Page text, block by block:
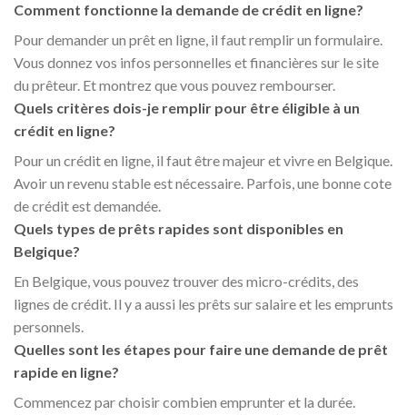
Comment fonctionne la demande de crédit en ligne?
Pour demander un prêt en ligne, il faut remplir un formulaire.
Vous donnez vos infos personnelles et financières sur le site
du prêteur. Et montrez que vous pouvez rembourser.
Quels critères dois-je remplir pour être éligible à un
crédit en ligne?
Pour un crédit en ligne, il faut être majeur et vivre en Belgique.
Avoir un revenu stable est nécessaire. Parfois, une bonne cote
de crédit est demandée.
Quels types de prêts rapides sont disponibles en
Belgique?
En Belgique, vous pouvez trouver des micro-crédits, des
lignes de crédit. Il y a aussi les prêts sur salaire et les emprunts
personnels.
Quelles sont les étapes pour faire une demande de prêt
rapide en ligne?
Commencez par choisir combien emprunter et la durée.